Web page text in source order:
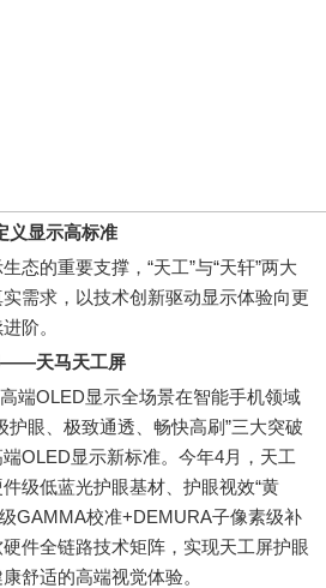
义显示高标准
的重要支撑，“天工”与“天轩”两大
需求，以技术创新驱动显示体验向更
阶。
——天马天工屏
OLED显示全场景在智能手机领域
护眼、极致通透、畅快高刷”三大突破
OLED显示新标准。今年4月，天工
级低蓝光护眼基材、护眼视效“黄
GAMMA校准+DEMURA子像素级补
件全链路技术矩阵，实现天工屏护眼
舒适的高端视觉体验。